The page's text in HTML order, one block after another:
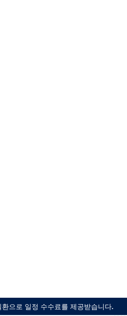
으로 일정 수수료를 제공받습니다.